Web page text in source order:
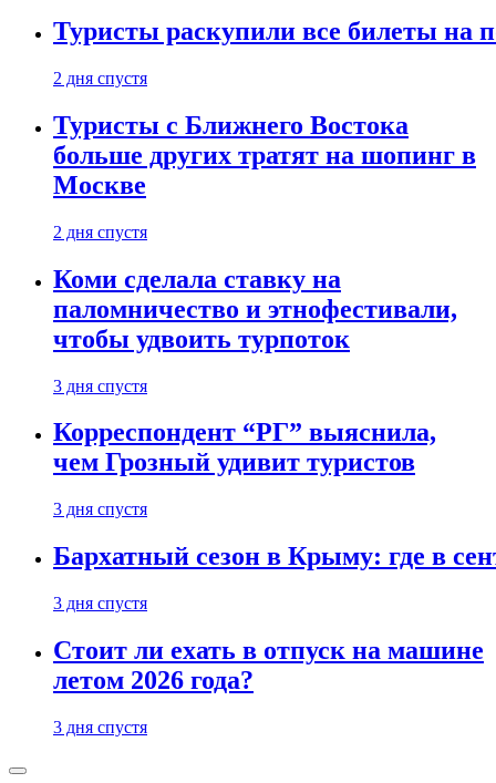
Туристы раскупили все билеты на
2 дня спустя
Туристы с Ближнего Востока
больше других тратят на шопинг в
Москве
2 дня спустя
Коми сделала ставку на
паломничество и этнофестивали,
чтобы удвоить турпоток
3 дня спустя
Корреспондент “РГ” выяснила,
чем Грозный удивит туристов
3 дня спустя
Бархатный сезон в Крыму: где в
3 дня спустя
Стоит ли ехать в отпуск на машине
летом 2026 года?
3 дня спустя